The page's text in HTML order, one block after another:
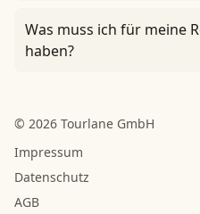
Was muss ich für meine
haben?
© 2026 Tourlane GmbH
Impressum
Datenschutz
AGB